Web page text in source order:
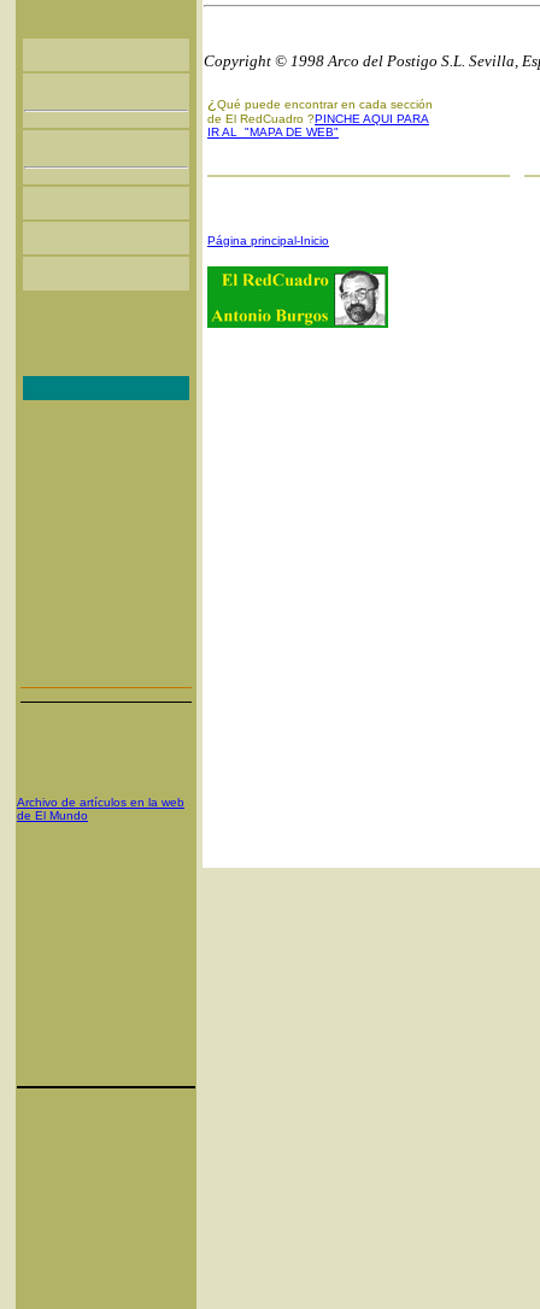
Archivo de artículos en la web
de El Mundo
Copyright © 1998 Arco del Postigo S.L. Sevilla,
¿ Qué puede encontrar en cada sección
de El RedCuadro ?PINCHE AQUI PARA
IR AL "MAPA DE WEB"
Página principal-Inicio